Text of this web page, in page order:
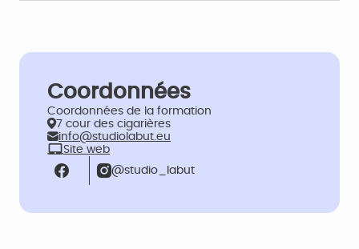
Coordonnées
Coordonnées de la formation
7 cour des cigarières
info@studiolabut.eu
Site web
@studio_labut